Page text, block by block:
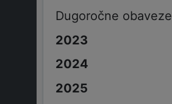
Dugoročne obaveze